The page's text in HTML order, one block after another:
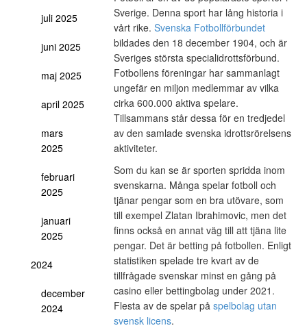
juli 2025
juni 2025
maj 2025
april 2025
mars
2025
februari
2025
januari
2025
2024
december
2024
Sverige. Denna sport har lång historia i
vårt rike. Svenska Fotbollförbundet
bildades den 18 december 1904, och är
Sveriges största specialidrottsförbund.
Fotbollens föreningar har sammanlagt
ungefär en miljon medlemmar av vilka
cirka 600.000 aktiva spelare.
Tillsammans står dessa för en tredjedel
av den samlade svenska idrottsrörelsens
aktiviteter.
Som du kan se är sporten spridda inom
svenskarna. Många spelar fotboll och
tjänar pengar som en bra utövare, som
till exempel Zlatan Ibrahimovic, men det
finns också en annat väg till att tjäna lite
pengar. Det är betting på fotbollen. Enligt
statistiken spelade tre kvart av de
tillfrågade svenskar minst en gång på
casino eller bettingbolag under 2021.
Flesta av de spelar på spelbolag utan
svensk licens.